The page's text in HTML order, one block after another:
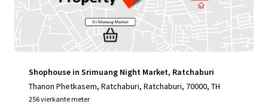
Shophouse in Srimuang Night Market, Ratchaburi
Thanon Phetkasem, Ratchaburi, Ratchaburi, 70000, TH
256 vierkante meter